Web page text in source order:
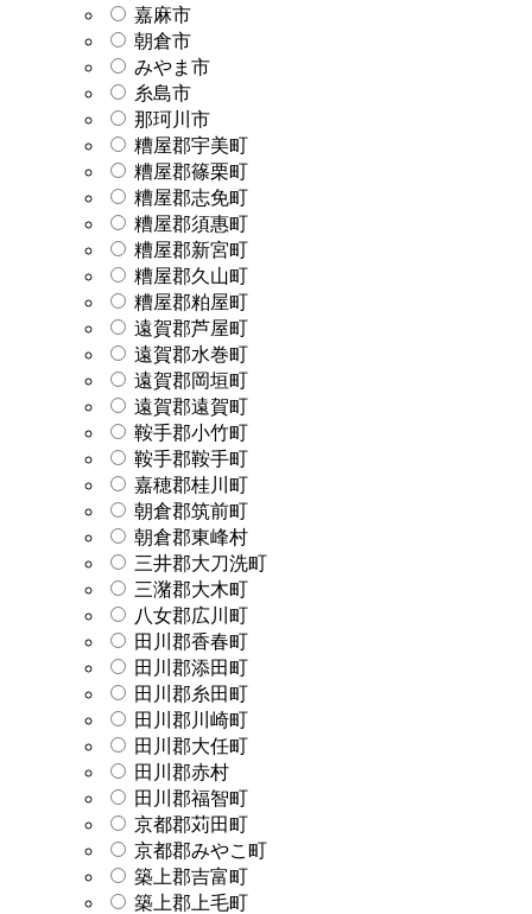
嘉麻市
朝倉市
みやま市
糸島市
那珂川市
糟屋郡宇美町
糟屋郡篠栗町
糟屋郡志免町
糟屋郡須惠町
糟屋郡新宮町
糟屋郡久山町
糟屋郡粕屋町
遠賀郡芦屋町
遠賀郡水巻町
遠賀郡岡垣町
遠賀郡遠賀町
鞍手郡小竹町
鞍手郡鞍手町
嘉穂郡桂川町
朝倉郡筑前町
朝倉郡東峰村
三井郡大刀洗町
三潴郡大木町
八女郡広川町
田川郡香春町
田川郡添田町
田川郡糸田町
田川郡川崎町
田川郡大任町
田川郡赤村
田川郡福智町
京都郡苅田町
京都郡みやこ町
築上郡吉富町
築上郡上毛町